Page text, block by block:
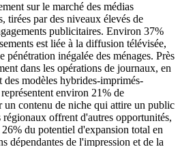
sur le marché des médias
tirées par des niveaux élevés de
publicitaires. Environ 37%
est liée à la diffusion télévisée,
pénétration inégalée des ménages. Près
dans les opérations de journaux, en
modèles hybrides-imprimés-
environ 21% de
un contenu de niche qui attire un public
offrent d'autres opportunités,
du potentiel d'expansion total en
dépendantes de l'impression et de la